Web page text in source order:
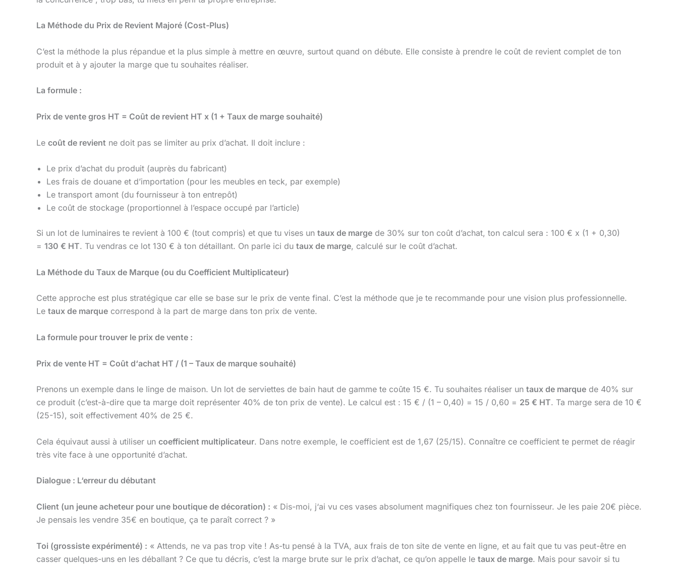
La Méthode du Prix de Revient Majoré (Cost-Plus)
C’est la méthode la plus répandue et la plus simple à mettre en œuvre, surtout quand on débute. Elle consiste à prendre le coût de revient complet de ton
produit et à y ajouter la marge que tu souhaites réaliser.
La formule :
Prix de vente gros HT = Coût de revient HT x (1 + Taux de marge souhaité)
Le coût de revient ne doit pas se limiter au prix d’achat. Il doit inclure :
Le prix d’achat du produit (auprès du fabricant)
Les frais de douane et d’importation (pour les meubles en teck, par exemple)
Le transport amont (du fournisseur à ton entrepôt)
Le coût de stockage (proportionnel à l’espace occupé par l’article)
Si un lot de luminaires te revient à 100 € (tout compris) et que tu vises un taux de marge de 30% sur ton coût d’achat, ton calcul sera : 100 € x (1 + 0,30)
= 130 € HT. Tu vendras ce lot 130 € à ton détaillant. On parle ici du taux de marge, calculé sur le coût d’achat.
La Méthode du Taux de Marque (ou du Coefficient Multiplicateur)
Cette approche est plus stratégique car elle se base sur le prix de vente final. C’est la méthode que je te recommande pour une vision plus professionnelle.
Le taux de marque correspond à la part de marge dans ton prix de vente.
La formule pour trouver le prix de vente :
Prix de vente HT = Coût d‘achat HT / (1 – Taux de marque souhaité)
Prenons un exemple dans le linge de maison. Un lot de serviettes de bain haut de gamme te coûte 15 €. Tu souhaites réaliser un taux de marque de 40% sur
ce produit (c’est-à-dire que ta marge doit représenter 40% de ton prix de vente). Le calcul est : 15 € / (1 – 0,40) = 15 / 0,60 = 25 € HT. Ta marge sera de 10 €
(25-15), soit effectivement 40% de 25 €.
Cela équivaut aussi à utiliser un coefficient multiplicateur. Dans notre exemple, le coefficient est de 1,67 (25/15). Connaître ce coefficient te permet de réagir
très vite face à une opportunité d’achat.
Dialogue : L‘erreur du débutant
Client (un jeune acheteur pour une boutique de décoration) : « Dis-moi, j‘ai vu ces vases absolument magnifiques chez ton fournisseur. Je les paie 20€ pièce.
Je pensais les vendre 35€ en boutique, ça te paraît correct ? »
Toi (grossiste expérimenté) : « Attends, ne va pas trop vite ! As-tu pensé à la TVA, aux frais de ton site de vente en ligne, et au fait que tu vas peut-être en
casser quelques-uns en les déballant ? Ce que tu décris, c’est la marge brute sur le prix d’achat, ce qu’on appelle le taux de marge. Mais pour savoir si tu